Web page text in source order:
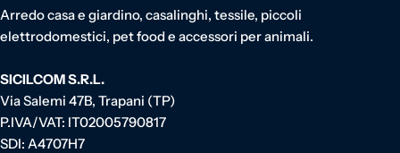
Arredo casa e giardino, casalinghi, tessile, piccoli
elettrodomestici, pet food e accessori per animali.
SICILCOM S.R.L.
Via Salemi 47B, Trapani (TP)
P.IVA/VAT: IT02005790817
SDI: A4707H7